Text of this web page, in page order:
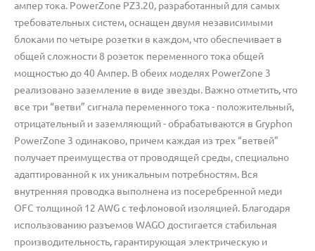
ампер тока. PowerZone PZ3.20, разработанный для самых
требовательных систем, оснащен двумя независимыми
блоками по четыре розетки в каждом, что обеспечивает в
общей сложности 8 розеток переменного тока общей
мощностью до 40 Ампер. В обеих моделях PowerZone 3
реализовано заземление в виде звезды. Важно отметить, что
все три “ветви” сигнала переменного тока - положительный,
отрицательный и заземляющий - обрабатываются в Gryphon
PowerZone 3 одинаково, причем каждая из трех “ветвей”
получает преимущества от проводящей среды, специально
адаптированной к их уникальным потребностям. Вся
внутренняя проводка выполнена из посеребренной меди
OFC толщиной 12 AWG с тефлоновой изоляцией. Благодаря
использованию разъемов WAGO достигается стабильная
производительность, гарантирующая электрическую и